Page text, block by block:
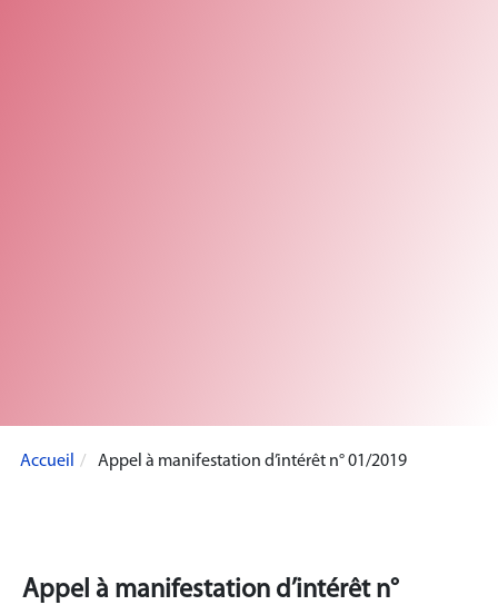
Accueil Appel à manifestation d’intérêt n° 01/2019
Appel à manifestation d’intérêt n°